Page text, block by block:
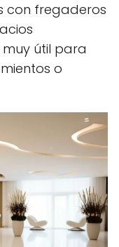
con fregaderos
útil para
o